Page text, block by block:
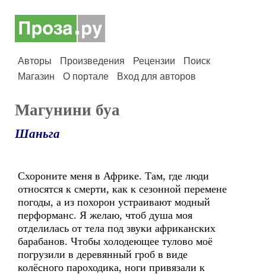
Авторы Произведения Рецензии
Поиск
Магазин
О портале Вход для авторов
Магунини буа
Шаньга
Схороните меня в Африке. Там, где люди
относятся к смерти, как к сезонной перемене
погоды, а из похорон устраивают модный
перформанс. Я желаю, чтоб душа моя
отделилась от тела под звуки африканских
барабанов. Чтобы холодеющее тулово моё
погрузили в деревянный гроб в виде
колёсного пароходика, ноги привязали к